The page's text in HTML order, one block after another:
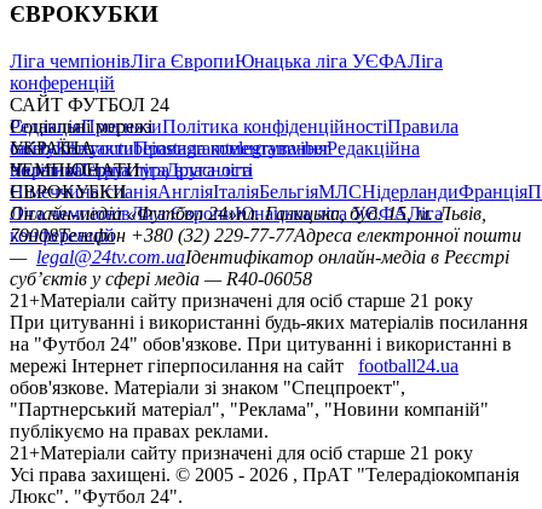
ЄВРОКУБКИ
Ліга чемпіонівЛіга ЄвропиЮнацька ліга УЄФАЛіга
конференцій
САЙТ ФУТБОЛ 24
РедакціяПрогнозиПолітика конфіденційностіПравила
сайтуКонтактиПравила коментуванняРедакційна
політикаСтруктура власності
Соціальні мережі
facebookxyoutubeinstagramtelegramviber
УКРАЇНА
УкраїнаПерша лігаДруга ліга
ЧЕМПІОНАТИ
НімеччинаІспаніяАнгліяІталіяБельгіяМЛСНідерландиФранція
ЄВРОКУБКИ
Ліга чемпіонівЛіга ЄвропиЮнацька ліга УЄФАЛіга
конференцій
Онлайн-медіа «Футбол 24»пл. Галицька, буд. 15, м. Львів,
79008Телефон +380 (32) 229-77-77Адреса електронної пошти
— legal@24tv.com.uaІдентифікатор онлайн-медіа в Реєстрі
суб’єктів у сфері медіа — R40-06058
21+Матеріали сайту призначені для осіб старше 21 року
При цитуванні і використанні будь-яких матеріалів посилання
на "Футбол 24" обов'язкове. При цитуванні і використанні в
мережі Інтернет гіперпосилання на сайт
football24.ua
обов'язкове. Матеріали зі знаком "Спецпроект",
"Партнерський матеріал", "Реклама", "Новини компаній"
публікуємо на правах реклами.
21+Матеріали сайту призначені для осіб старше 21 року
Усi права захищенi. © 2005 - 2026 , ПрАТ "Телерадіокомпанія
Люкс". "Футбол 24".